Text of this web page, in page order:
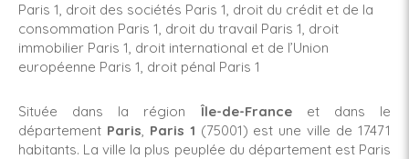
Paris 1, droit des sociétés Paris 1, droit du crédit et de la
consommation Paris 1, droit du travail Paris 1, droit
immobilier Paris 1, droit international et de l’Union
européenne Paris 1, droit pénal Paris 1
Située dans la région Île-de-Franceet dans le
département Paris, Paris 1 (75001) est une ville de 17471
habitants. La ville la plus peuplée du département est Paris